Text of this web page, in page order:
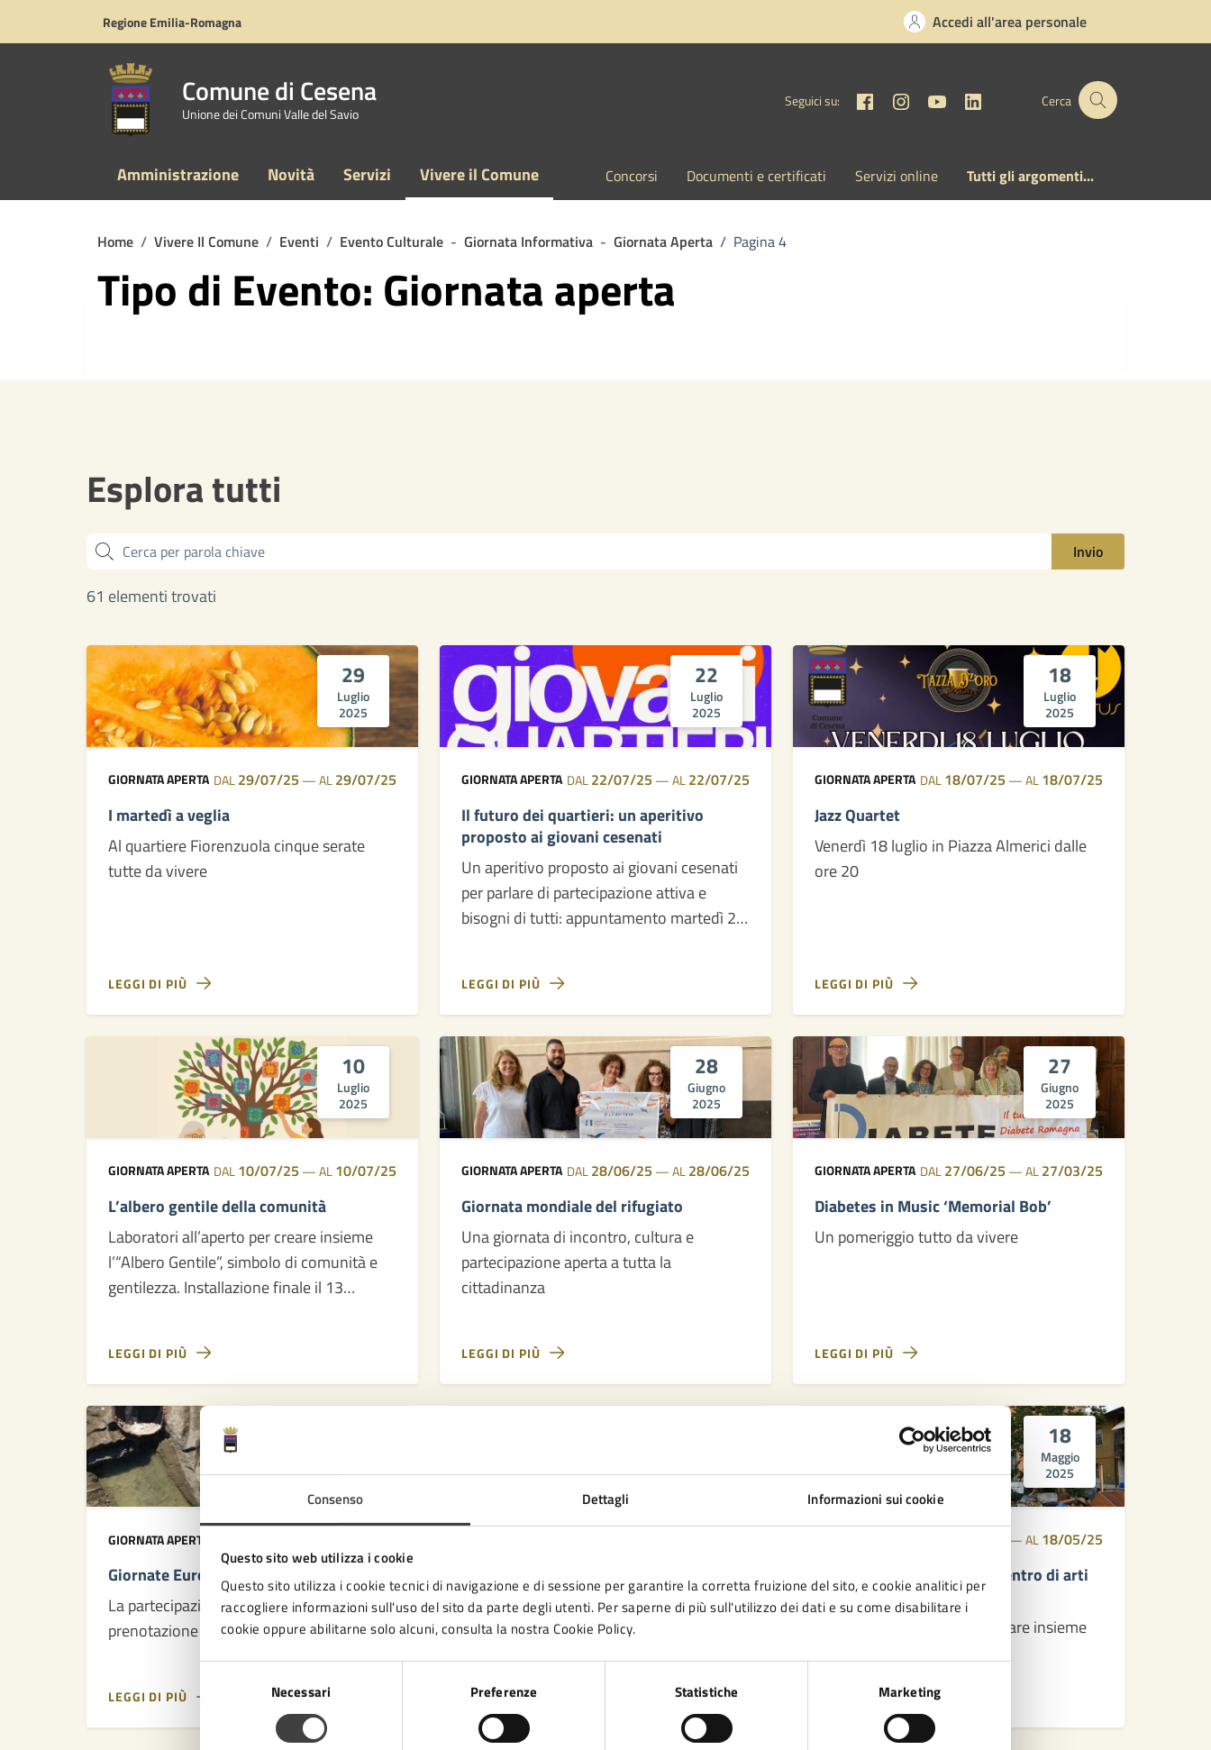
Consenso Dettagli Informazioni sui cookie
Questo sito web utilizza i cookie
Questo sito utilizza i cookie tecnici di navigazione e di sessione per garantire la corretta fruizione del sito, e cookie analitici per
raccogliere informazioni sull'uso del sito da parte degli utenti. Per saperne di più sull'utilizzo dei dati e su come disabilitare i
cookie oppure abilitarne solo alcuni, consulta la nostra Cookie Policy.
del
Necessari Preferenze Statistiche Marketing
Regione Emilia-Romagna Accedi all'area personale
Comune di Cesena
Unione dei Comuni Valle del Savio
Seguici su: FacebookInstagram
YouTubeLinkedinCerca
Amministrazione Novità Servizi Vivere il Comune Concorsi Documenti e certificati Servizi online Tutti gli argomenti...
Home / Vivere Il Comune / Eventi / Evento Culturale - Giornata Informativa - Giornata Aperta / Pagina 4
Tipo di Evento: Giornata aperta
Esplora tutti
Cerca Invio
61 elementi trovati
29
Luglio
2025
GIORNATA APERTA DAL29/07/25 —AL29/07/25
I martedì a veglia
Al quartiere Fiorenzuola cinque serate
tutte da vivere
LEGGI DI PIÙ
22
Luglio
2025
GIORNATA APERTA DAL22/07/25 —AL22/07/25
Il futuro dei quartieri: un aperitivo
proposto ai giovani cesenati
Un aperitivo proposto ai giovani cesenati
per parlare di partecipazione attiva e
bisogni di tutti: appuntamento martedì 22
LEGGI DI PIÙ
18
Luglio
2025
GIORNATA APERTA DAL18/07/25 —AL18/07/25
Jazz Quartet
Venerdì 18 luglio in Piazza Almerici dalle
ore 20
LEGGI DI PIÙ
10
Luglio
2025
GIORNATA APERTA DAL10/07/25 —AL10/07/25
L’albero gentile della comunità
Laboratori all’aperto per creare insieme
l’“Albero Gentile”, simbolo di comunità e
gentilezza. Installazione finale il 13
LEGGI DI PIÙ
28
Giugno
2025
GIORNATA APERTA DAL28/06/25 —AL28/06/25
Giornata mondiale del rifugiato
Una giornata di incontro, cultura e
partecipazione aperta a tutta la
cittadinanza
LEGGI DI PIÙ
27
Giugno
2025
GIORNATA APERTA DAL27/06/25 —AL27/03/25
Diabetes in Music ‘Memorial Bob’
Un pomeriggio tutto da vivere
LEGGI DI PIÙ
2025
GIORNATA APERTA
Giornate Europee dell’Archeologia
La partecipazione è gratuita e la
prenotazione fortemente consigliata
LEGGI DI PIÙ
2025
Festa della Costituzione 2025
Iniziative tra Cesena, Forlì e Pieve di
Rivoschio
LEGGI DI PIÙ
18
Maggio
2025
—AL18/05/25
Due anni dall’alluvione al Centro di arti
visive e sceniche
Una serata evento per ricordare insieme
LEGGI DI PIÙ